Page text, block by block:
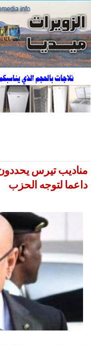
مناديب تيرس
داعما لتوجه الحزب